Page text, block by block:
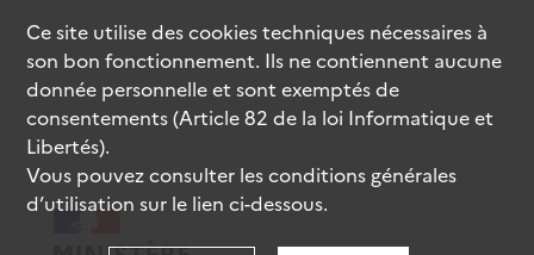
Ce site utilise descookiestechniques nécessaires à
son bon fonctionnement. Ils ne contiennent aucune
donnée personnelle et sont exemptés de
consentements (Article 82 de la loi Informatique et
Libertés).
Vous pouvez consulter les conditions générales
d’utilisation sur le lien ci-dessous.